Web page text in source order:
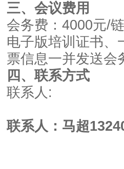
三、会议费用
会务费： 4000元/
电子版培训证书、
票信息一并发送会
四、联系方式
联系人 :
联系人：马超